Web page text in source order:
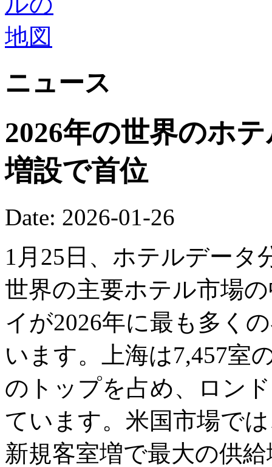
ニュース
2026年の世界のホ
増設で首位
Date: 2026-01-26
1月25日、ホテルデータ
世界の主要ホテル市場
イが2026年に最も多く
います。上海は7,457室
のトップを占め、ロン
ています。米国市場で
新規客室増で最大の供